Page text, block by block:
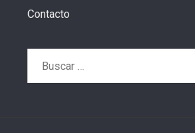
Contacto